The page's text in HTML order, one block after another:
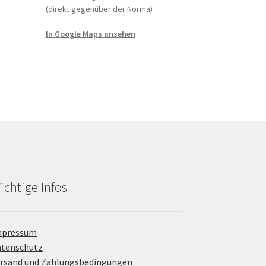
(direkt gegenüber der Norma)
In Google Maps ansehen
Infos
und Zahlungsbedingungen